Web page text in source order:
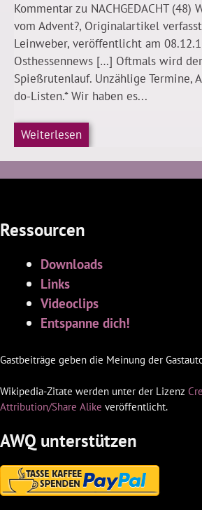
Kommentar zu NACHGEDACHT (48)
vom Advent?, Originalartikel
Leinweber, veröffentlicht am
Osthessennews […] Oftmals wird
Spießrutenlauf. Unzählige Termine,
do-Listen.* Wir haben es...
Weiterlesen
Ressourcen
Downloads
Links
Videoclips
Entspanne dich!
Gastbeiträge geben die Meinung der
Wikipedia-Zitate werden unter der Lizenz
Attribution/Share Alike veröffentlicht.
AWQ unterstützen